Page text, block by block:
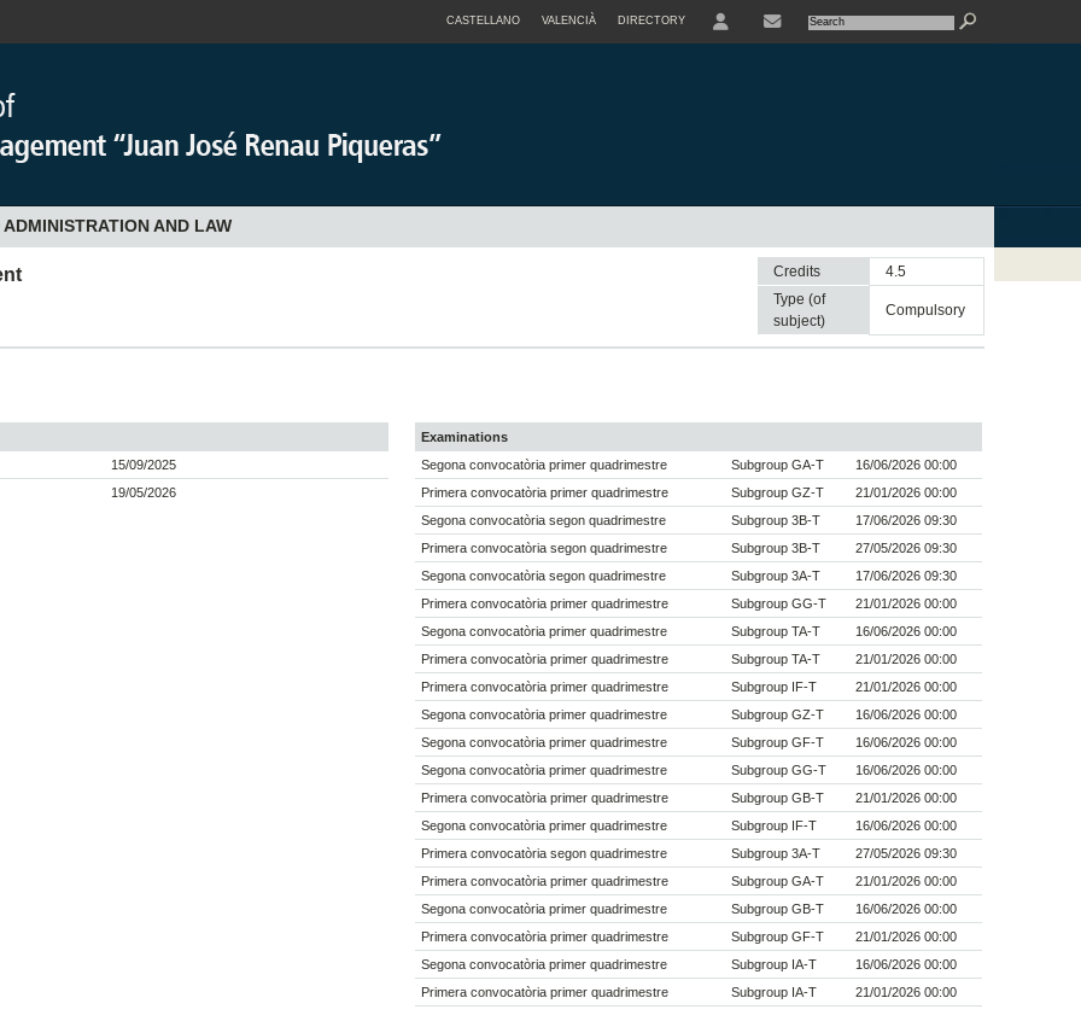
CASTELLANO VALENCIÀ DIRECTORY
AND LAW
Credits
4.5
Type (of
subject)
compulsory
15/09/2025
19/05/2026
Examinations
Segona convocatòria primer quadrimestre
Subgroup GA-T
16/06/2026 00:00
Primera convocatòria primer quadrimestre
Subgroup GZ-T
21/01/2026 00:00
Segona convocatòria segon quadrimestre
Subgroup 3B-T
17/06/2026 09:30
Primera convocatòria segon quadrimestre
Subgroup 3B-T
27/05/2026 09:30
Segona convocatòria segon quadrimestre
Subgroup 3A-T
17/06/2026 09:30
Primera convocatòria primer quadrimestre
Subgroup GG-T
21/01/2026 00:00
Segona convocatòria primer quadrimestre
Subgroup TA-T
16/06/2026 00:00
Primera convocatòria primer quadrimestre
Subgroup TA-T
21/01/2026 00:00
Primera convocatòria primer quadrimestre
Subgroup IF-T
21/01/2026 00:00
Segona convocatòria primer quadrimestre
Subgroup GZ-T
16/06/2026 00:00
Segona convocatòria primer quadrimestre
Subgroup GF-T
16/06/2026 00:00
Segona convocatòria primer quadrimestre
Subgroup GG-T
16/06/2026 00:00
Primera convocatòria primer quadrimestre
Subgroup GB-T
21/01/2026 00:00
Segona convocatòria primer quadrimestre
Subgroup IF-T
16/06/2026 00:00
Primera convocatòria segon quadrimestre
Subgroup 3A-T
27/05/2026 09:30
Primera convocatòria primer quadrimestre
Subgroup GA-T
21/01/2026 00:00
Segona convocatòria primer quadrimestre
Subgroup GB-T
16/06/2026 00:00
Primera convocatòria primer quadrimestre
Subgroup GF-T
21/01/2026 00:00
Segona convocatòria primer quadrimestre
Subgroup IA-T
16/06/2026 00:00
Primera convocatòria primer quadrimestre
Subgroup IA-T 21/01/2026 00:00